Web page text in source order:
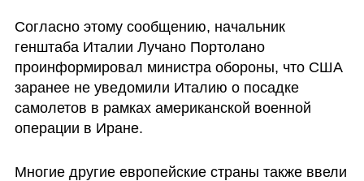
Согласно этому сообщению, начальник
генштаба Италии Лучано Портолано
проинформировал министра обороны, что США
заранее не уведомили Италию о посадке
самолетов в рамках американской военной
операции в Иране.
Многие другие европейские страны также ввели